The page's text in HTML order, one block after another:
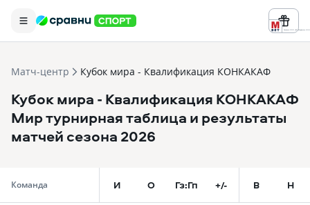
Реклама ООО «БК «Марафон» ИНН
Матч-центр Кубок мира - Квалификация КОНКАКАФ
Кубок мира - Квалификация КОНКАКАФ
Мир турнирная таблица и результаты
матчей сезона 2026
Команда И О Гз:Гп +/- В Н